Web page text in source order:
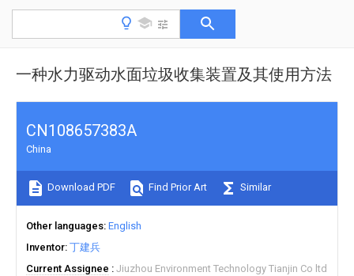
一种水力驱动水面垃圾收集装置及其使用方法
CN108657383A
China
Download PDF Find Prior Art Similar
Other languages English
Inventor 丁建兵
Current Assignee
Jiuzhou Environment Technology Tianjin Co ltd